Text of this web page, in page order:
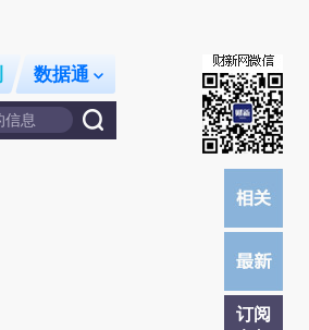
数据通
订阅